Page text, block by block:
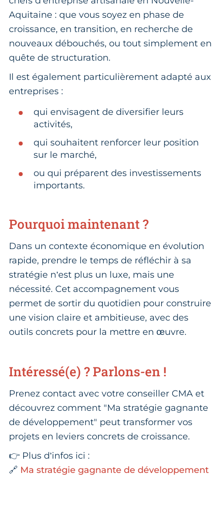
Aquitaine : que vous soyez en phase de
croissance, en transition, en recherche de
nouveaux débouchés, ou tout simplement en
quête de structuration.
Il est également particulièrement adapté aux
entreprises :
qui envisagent de diversifier leurs
activités,
qui souhaitent renforcer leur position
sur le marché,
ou qui préparent des investissements
importants.
Pourquoi maintenant ?
Dans un contexte économique en évolution
rapide, prendre le temps de réfléchir à sa
stratégie n’est plus un luxe, mais une
nécessité. Cet accompagnement vous
permet de sortir du quotidien pour construire
une vision claire et ambitieuse, avec des
outils concrets pour la mettre en œuvre.
Intéressé(e) ? Parlons-en !
Prenez contact avec votre conseiller CMA et
découvrez comment "Ma stratégie gagnante
de développement" peut transformer vos
projets en leviers concrets de croissance.
👉 Plus d’infos ici :
🔗 Ma stratégie gagnante de développement